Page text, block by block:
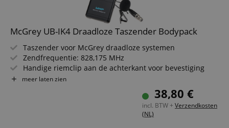
McGrey UB-IK4 Draadloze Taszender Bodypack
Taszender voor McGrey draadloze systemen
Zendfrequentie: 828,175 MHz
Handige riemclip aan de achterkant voor bevestiging
Meerdere aansluitmogelijkheden
meer laten zien
38,80 €
incl. BTW + Verzendkosten
(NL)